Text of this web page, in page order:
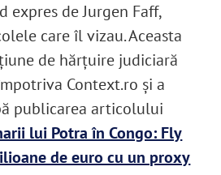
expres de Jurgen Faff,
care îl vizau. Aceasta
de hărțuire judiciară
Context.ro și a
publicarea articolului
lui Potra în Congo: Fly
de euro cu un proxy